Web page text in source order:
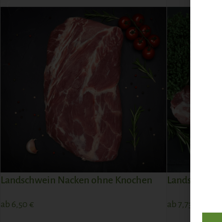
Landschwein Nacken ohne Knochen
ab 6,50 € ab 7,73